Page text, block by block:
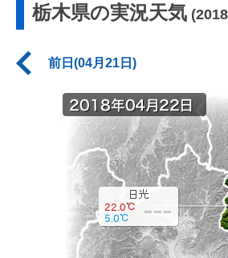
栃木県の実況天気
前日(04月21日)